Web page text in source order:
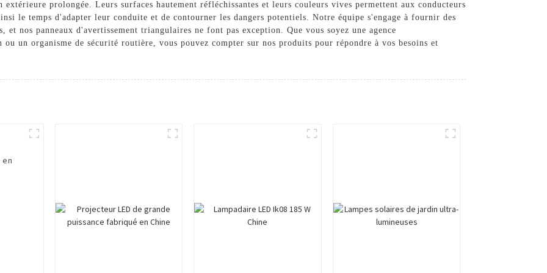
prolongée. Leurs surfaces hautement réfléchissantes et leurs couleurs vives permettent aux conducteurs
le temps d'adapter leur conduite et de contourner les dangers potentiels. Notre équipe s'engage à fournir des
nos panneaux d'avertissement triangulaires ne font pas exception. Que vous soyez une agence
un organisme de sécurité routière, vous pouvez compter sur nos produits pour répondre à vos besoins et